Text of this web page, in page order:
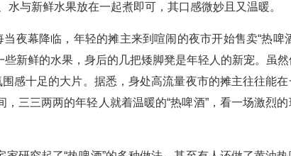
与新鲜水果放在一起煮即可，其口感微妙且又温暖。
夜幕降临，年轻的摊主来到喧闹的夜市开始售卖“热啤
新鲜的水果，身后的几把矮脚凳是年轻人的新宠。虽
感十足的大片。据悉，身处高流量夜市的摊主往往能
三三两两的年轻人就着温暖的“热啤酒”，看一场激烈